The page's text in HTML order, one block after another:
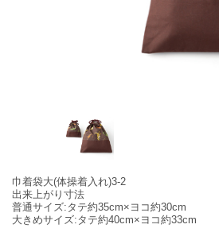
巾着袋大(体操着入れ)3-2
出来上がり寸法
普通サイズ:タテ約35cm×ヨコ約30cm
大きめサイズ:タテ約40cm×ヨコ約33cm